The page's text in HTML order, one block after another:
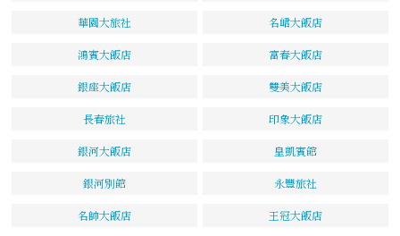
華園大旅社 名峮大飯店
鴻賓大飯店 富春大飯店
銀座大飯店 雙美大飯店
長春旅社 印象大飯店
銀河大飯店 皇凱賓館
銀河別館 永豐旅社
名帥大飯店 王冠大飯店